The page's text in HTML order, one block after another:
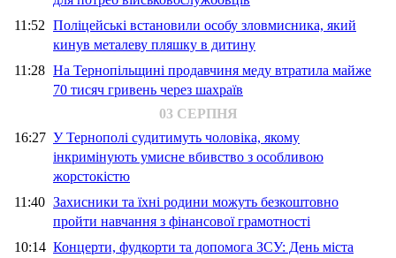
11:52 Поліцейські встановили особу зловмисника, який
кинув металеву пляшку в дитину
11:28 На Тернопільщині продавчиня меду втратила майже
70 тисяч гривень через шахраїв
03 СЕРПНЯ
16:27 У Тернополі судитимуть чоловіка, якому
інкримінують умисне вбивство з особливою
жорстокістю
11:40 Захисники та їхні родини можуть безкоштовно
пройти навчання з фінансової грамотності
10:14 Концерти, фудкорти та допомога ЗСУ: День міста